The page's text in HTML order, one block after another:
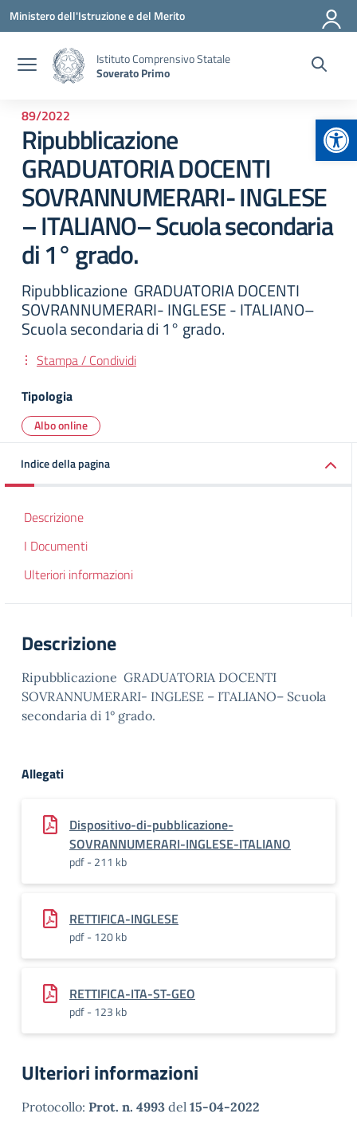
Vai ai contenuti
Vai al menu di navigazione
Vai al footer
Ministero dell'Istruzione e del Merito
Istituto Comprensivo Statale
Soverato Primo
89/2022
Ripubblicazione
GRADUATORIA DOCENTI
SOVRANNUMERARI- INGLESE
– ITALIANO– Scuola secondaria
di 1° grado.
Ripubblicazione GRADUATORIA DOCENTI
SOVRANNUMERARI- INGLESE - ITALIANO–
Scuola secondaria di 1° grado.
Stampa / Condividi
Tipologia
Albo online
Indice della pagina
Descrizione
I Documenti
Ulteriori informazioni
Descrizione
Ripubblicazione GRADUATORIA DOCENTI
SOVRANNUMERARI- INGLESE – ITALIANO– Scuola
secondaria di 1° grado.
Allegati
Dispositivo-di-pubblicazione-
SOVRANNUMERARI-INGLESE-ITALIANO
pdf - 211 kb
RETTIFICA-INGLESE
pdf - 120 kb
RETTIFICA-ITA-ST-GEO
pdf - 123 kb
Ulteriori informazioni
Protocollo: Prot. n. 4993 del 15-04-2022